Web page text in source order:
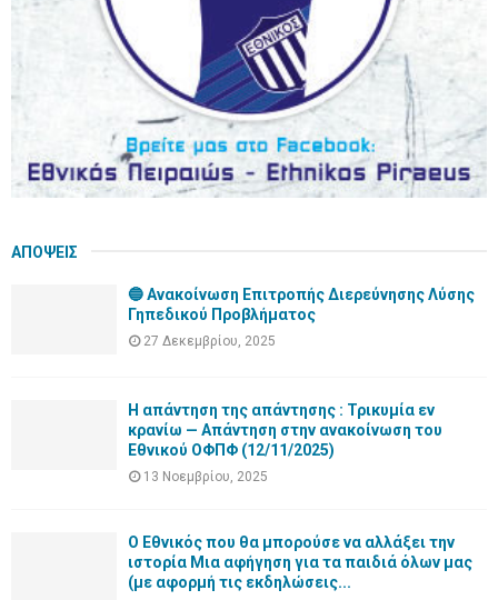
ΑΠΟΨΕΙΣ
🔵 Ανακοίνωση Επιτροπής Διερεύνησης Λύσης
Γηπεδικού Προβλήματος
27 Δεκεμβρίου, 2025
Η απάντηση της απάντησης : Τρικυμία εν
κρανίω — Απάντηση στην ανακοίνωση του
Εθνικού ΟΦΠΦ (12/11/2025)
13 Νοεμβρίου, 2025
Ο Εθνικός που θα μπορούσε να αλλάξει την
ιστορία Μια αφήγηση για τα παιδιά όλων μας
(με αφορμή τις εκδηλώσεις...